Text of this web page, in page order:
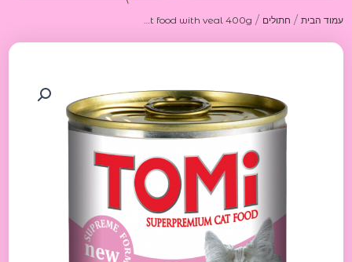
עמוד הבית/ חתולים / Tomi cat food with veal 400g טומי שימורים לחתול עם טלה 400גר
cat
food
with
veal
400g
טומי
שימורים
לחתול
עם
טלה
400גר